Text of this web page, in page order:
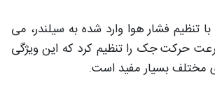
با تنظیم فشار هوا وارد شده به سیلندر، می
حرکت جک را تنظیم کرد که این ویژگی
مختلف بسیار مفید است.